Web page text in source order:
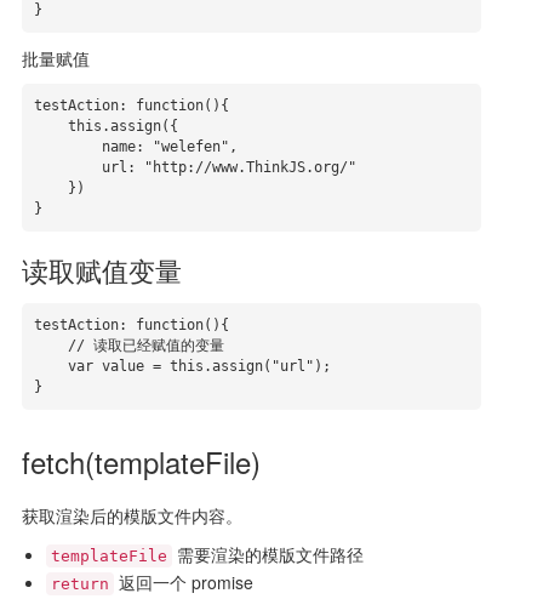
}
批量赋值
testAction: function(){
}
读取赋值变量
testAction: function(){
}
fetch(templateFile)
获取渲染后的模版文件内容。
templateFile 需要渲染的模版文件路径
return 返回一个 promise